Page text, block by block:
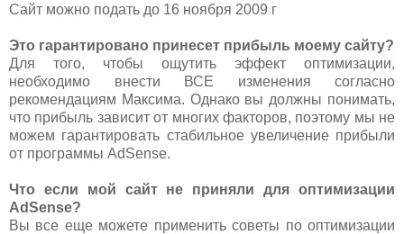
Сайт можно подать до 16 ноября 2009 г
Это гарантировано принесет прибыль моему сайту?
Для того, чтобы ощутить эффект оптимизации,
необходимо внести ВСЕ изменения согласно
рекомендациям Максима. Однако вы должны понимать,
что прибыль зависит от многих факторов, поэтому мы не
можем гарантировать стабильное увеличение прибыли
от программы AdSense.
Что если мой сайт не приняли для оптимизации
AdSense?
Вы все еще можете применить советы по оптимизации